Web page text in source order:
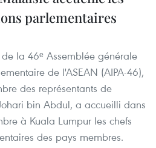
parlementaires
la 46ᵉ Assemblée générale
de l'ASEAN (AIPA-46),
des représentants de
bin Abdul, a accueilli dans
à Kuala Lumpur les chefs
des pays membres.